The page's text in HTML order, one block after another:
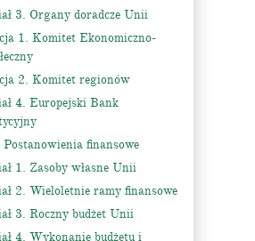
3. Organy doradcze Unii
1. Komitet Ekonomiczno-
2. Komitet regionów
4. Europejski Bank
finansowe
1. Zasoby własne Unii
2. Wieloletnie ramy finansowe
3. Roczny budżet Unii
4. Wykonanie budżetu i